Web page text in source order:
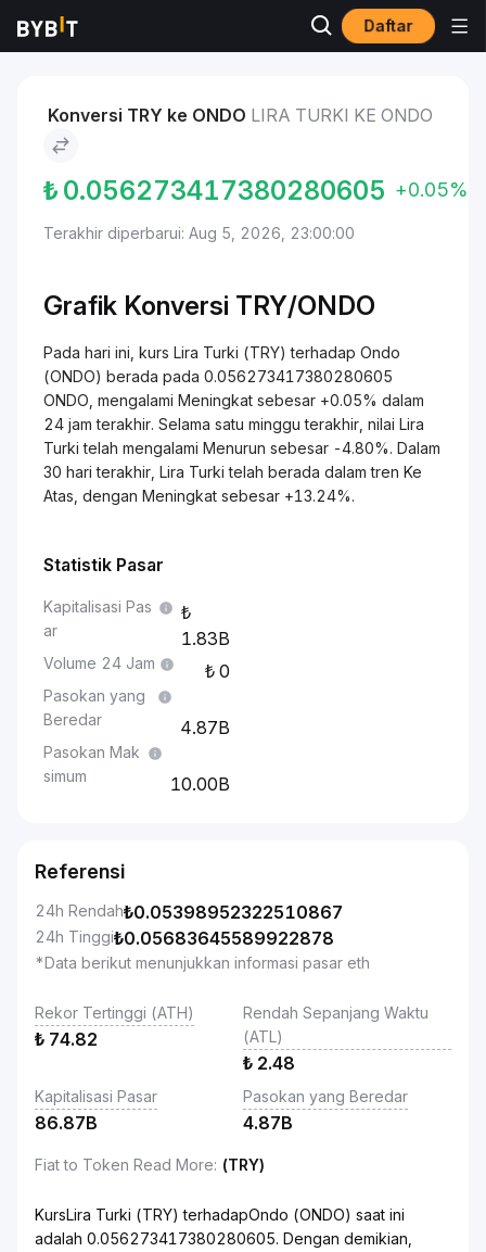
Daftar
Pasar Lira Turki to Ondo
Konversi TRY ke ONDO LIRA TURKI KE ONDO
₺ 0.056273417380280605 +0.05%
Terakhir diperbarui: Aug 5, 2026, 23:00:00
Grafik Konversi TRY/ONDO
Pada hari ini, kurs Lira Turki (TRY) terhadap Ondo
(ONDO) berada pada 0.056273417380280605
ONDO, mengalami Meningkat sebesar +0.05% dalam
24 jam terakhir. Selama satu minggu terakhir, nilai Lira
Turki telah mengalami Menurun sebesar -4.80%. Dalam
30 hari terakhir, Lira Turki telah berada dalam tren Ke
Atas, dengan Meningkat sebesar +13.24%.
Statistik Pasar
Kapitalisasi Pas
ar
1.83B
Volume 24 Jam 0
Pasokan yang
Beredar
4.87B
Pasokan Mak
simum
10.00B
Referensi
24h Rendah₺0.05398952322510867
24h Tinggi₺0.05683645589922878
*Data berikut menunjukkan informasi pasar eth
Rekor Tertinggi (ATH)
₺ 74.82
Rendah Sepanjang Waktu
(ATL)
₺ 2.48
Kapitalisasi Pasar
86.87B
Pasokan yang Beredar
4.87B
Fiat to Token Read More: (TRY)
KursLira Turki (TRY) terhadapOndo (ONDO) saat ini
adalah 0.056273417380280605. Dengan demikian,